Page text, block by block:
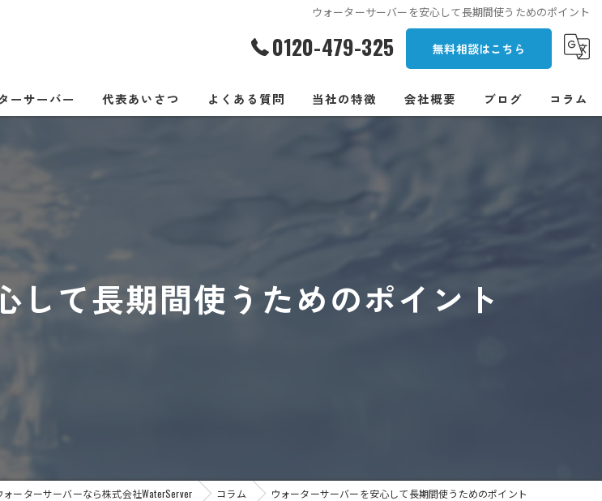
ウォーターサーバーを安心して長期間使うためのポイント
0120-479-325 無料相談はこちら
ーサーバー 代表あいさつ よくある質問 当社の特徴
卓上
会社概要 ブログ コラム
して長期間使うためのポイント
ーターサーバーなら株式会社WaterServer コラム ウォーターサーバーを安心して長期間使うためのポイント